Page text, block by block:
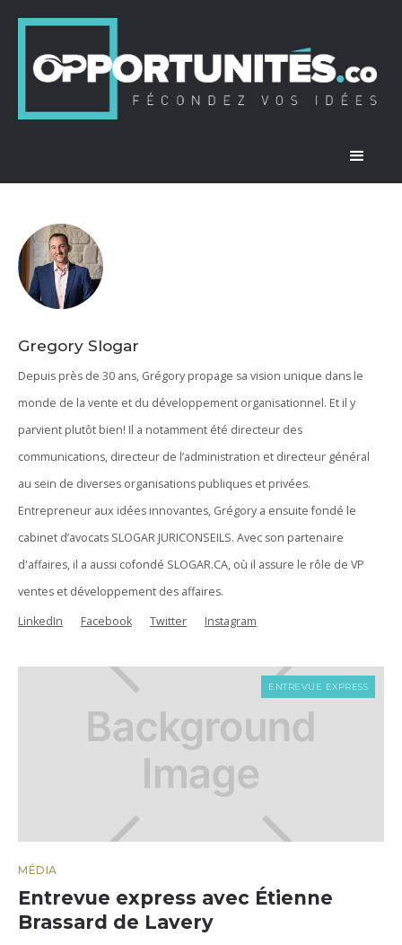
Gregory Slogar
Depuis près de 30 ans, Grégory propage sa vision unique dans le
monde de la vente et du développement organisationnel. Et il y
parvient plutôt bien! Il a notamment été directeur des
communications, directeur de l’administration et directeur général
au sein de diverses organisations publiques et privées.
Entrepreneur aux idées innovantes, Grégory a ensuite fondé le
cabinet d’avocats SLOGAR JURICONSEILS. Avec son partenaire
d'affaires, il a aussi cofondé SLOGAR.CA, où il assure le rôle de VP
ventes et développement des affaires.
LinkedIn
Facebook Twitter Instagram
ENTREVUE EXPRESS
MÉDIA
Entrevue express avec Étienne
Brassard de Lavery